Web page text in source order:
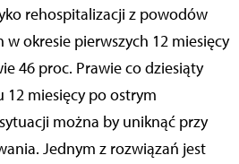
rehospitalizacji z powodów
okresie pierwszych 12 miesięcy
46 proc. Prawie co dziesiąty
miesięcy po ostrym
można by uniknąć przy
Jednym z rozwiązań jest